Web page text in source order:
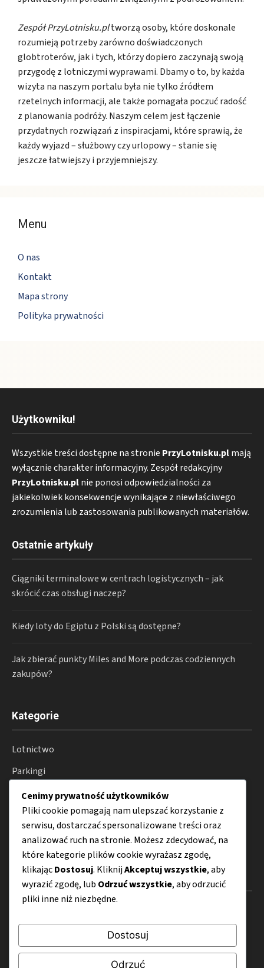
Zespół PrzyLotnisku.pltworzą osoby, które doskonale
rozumieją potrzeby zarówno doświadczonych
globtroterów, jak i tych, którzy dopiero zaczynają swoją
przygodę z lotniczymi wyprawami. Dbamy o to, by każda
wizyta na naszym portalu była nie tylko źródłem
rzetelnych informacji, ale także pomagała poczuć radość
z planowania podróży. Naszym celem jest łączenie
przydatnych rozwiązań z inspiracjami, które sprawią, że
każdy wyjazd – służbowy czy urlopowy – stanie się
jeszcze łatwiejszy i przyjemniejszy.
Menu
O nas
Kontakt
Mapa strony
Polityka prywatności
Użytkowniku!
Wszystkie treści dostępne na stronie PrzyLotnisku.plmają
wyłącznie charakter informacyjny. Zespół redakcyjny
PrzyLotnisku.plnie ponosi odpowiedzialności za
jakiekolwiek konsekwencje wynikające z niewłaściwego
zrozumienia lub zastosowania publikowanych materiałów.
Ostatnie artykuły
Ciągniki terminalowe w centrach logistycznych – jak
skrócić czas obsługi naczep?
Kiedy loty do Egiptu z Polski są dostępne?
Jak zbierać punkty Miles and More podczas codziennych
zakupów?
Kategorie
Lotnictwo
Parkingi
Podróże
Transport
Porady
Menu
Mapa strony
Cenimy prywatność użytkowników
Pliki cookie pomagają nam ulepszać korzystanie z
serwisu, dostarczać spersonalizowane treści oraz
analizować ruch na stronie. Możesz zdecydować, na
które kategorie plików cookie wyrażasz zgodę,
klikającDostosuj. KliknijAkceptuj wszystkie, aby
wyrazić zgodę, lub Odrzuć wszystkie, aby odrzucić
pliki inne niż niezbędne.
Dostosuj
Odrzuć